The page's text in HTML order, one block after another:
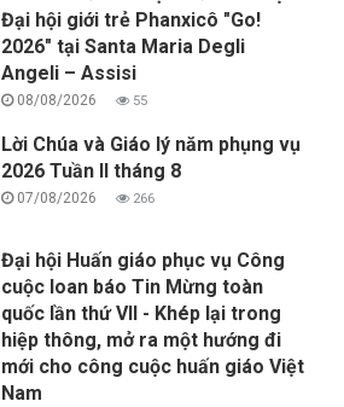
Đại hội giới trẻ Phanxicô "Go!
2026" tại Santa Maria Degli
Angeli – Assisi
08/08/2026 55
Lời Chúa và Giáo lý năm phụng vụ
2026 Tuần II tháng 8
07/08/2026 266
Đại hội Huấn giáo phục vụ Công
cuộc loan báo Tin Mừng toàn
quốc lần thứ VII - Khép lại trong
hiệp thông, mở ra một hướng đi
mới cho công cuộc huấn giáo Việt
Nam